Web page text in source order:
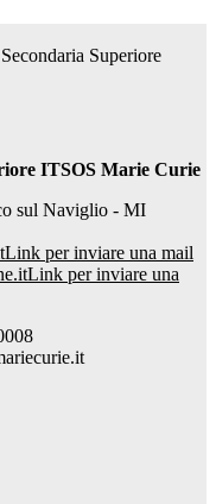
Superiore
ITSOS Marie Curie
sul Naviglio - MI
Link per inviare una mail
Link per inviare una